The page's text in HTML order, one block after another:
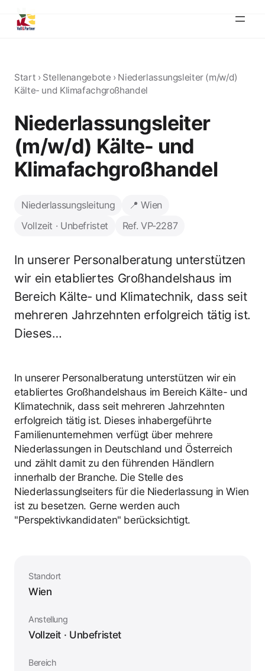
Start › Stellenangebote › Niederlassungsleiter (m/w/d)
Kälte- und Klimafachgroßhandel
Niederlassungsleiter
(m/w/d) Kälte- und
Klimafachgroßhandel
Niederlassungsleitung
📍 Wien
Vollzeit · Unbefristet
Ref. VP-2287
In unserer Personalberatung unterstützen
wir ein etabliertes Großhandelshaus im
Bereich Kälte- und Klimatechnik, dass seit
mehreren Jahrzehnten erfolgreich tätig ist.
Dieses…
In unserer Personalberatung unterstützen wir ein
etabliertes Großhandelshaus im Bereich Kälte- und
Klimatechnik, dass seit mehreren Jahrzehnten
erfolgreich tätig ist. Dieses inhabergeführte
Familienunternehmen verfügt über mehrere
Niederlassungen in Deutschland und Österreich
und zählt damit zu den führenden Händlern
innerhalb der Branche. Die Stelle des
Niederlassunglseiters für die Niederlassung in Wien
ist zu besetzen. Gerne werden auch
"Perspektivkandidaten" berücksichtigt.
Standort
Wien
Anstellung
Vollzeit · Unbefristet
Bereich